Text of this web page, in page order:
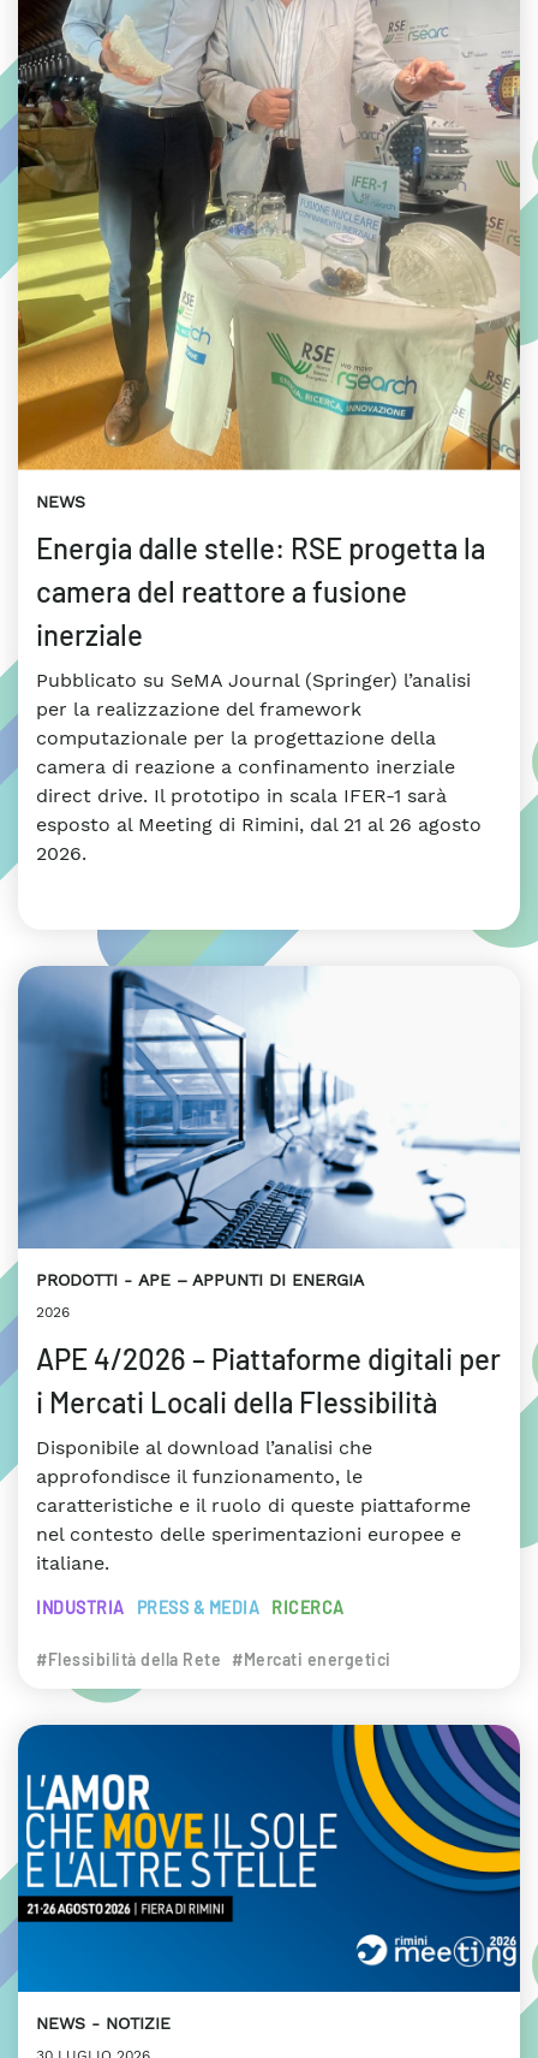
NEWS
Energia dalle stelle: RSE progetta la
camera del reattore a fusione
inerziale
Pubblicato su SeMA Journal (Springer) l’analisi
per la realizzazione del framework
computazionale per la progettazione della
camera di reazione a confinamento inerziale
direct drive. Il prototipo in scala IFER-1 sarà
esposto al Meeting di Rimini, dal 21 al 26 agosto
2026.
PRODOTTI APE – APPUNTI DI ENERGIA
2026
APE 4/2026 – Piattaforme digitali per
i Mercati Locali della Flessibilità
Disponibile al download l’analisi che
approfondisce il funzionamento, le
caratteristiche e il ruolo di queste piattaforme
nel contesto delle sperimentazioni europee e
italiane.
INDUSTRIA PRESS & MEDIA RICERCA
#Flessibilità della Rete #Mercati energetici
NEWS NOTIZIE